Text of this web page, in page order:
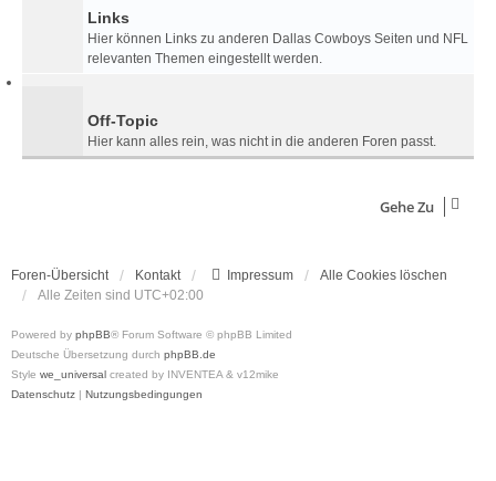
Links
Hier können Links zu anderen Dallas Cowboys Seiten und NFL
relevanten Themen eingestellt werden.
Off-Topic
Hier kann alles rein, was nicht in die anderen Foren passt.
Gehe Zu
Foren-Übersicht Kontakt Impressum
Alle Cookies löschen
Alle Zeiten sind UTC+02:00
Powered by phpBB® Forum Software © phpBB Limited
Deutsche Übersetzung durch phpBB.de
Style we_universal created by INVENTEA & v12mike
Datenschutz | Nutzungsbedingungen